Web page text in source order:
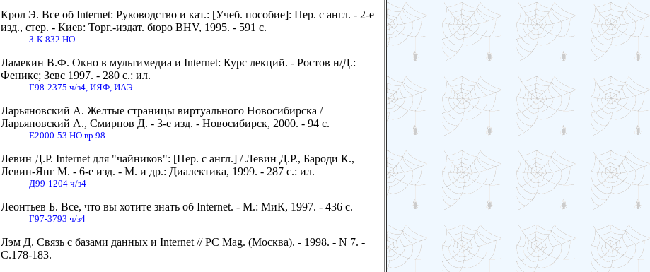
Крол Э. Все об Internet: Руководство и кат.: [Учеб. пособие]: Пер. с англ. - 2-е
изд., стер. - Киев: Торг.-издат. бюро BHV, 1995. - 591 с.
З-К.832 НО
Ламекин В.Ф. Окно в мультимедиа и Internet: Курс лекций. - Ростов н/Д.:
Феникс; Зевс 1997. - 280 с.: ил.
Г98-2375 ч/з4, ИЯФ, ИАЭ
Ларьяновский А. Желтые страницы виртуального Новосибирска /
Ларьяновский А., Смирнов Д. - 3-е изд. - Новосибирск, 2000. - 94 c.
Е2000-53 НО вр.98
Левин Д.Р. Internet для "чайников": [Пер. с англ.] / Левин Д.Р., Бароди К.,
Левин-Янг М. - 6-е изд. - М. и др.: Диалектика, 1999. - 287 с.: ил.
Д99-1204 ч/з4
Леонтьев Б. Все, что вы хотите знать об Internet. - М.: МиК, 1997. - 436 с.
Г97-3793 ч/з4
Лэм Д. Связь с базами данных и Internet // PC Mag. (Москва). - 1998. - N 7. -
С.178-183.